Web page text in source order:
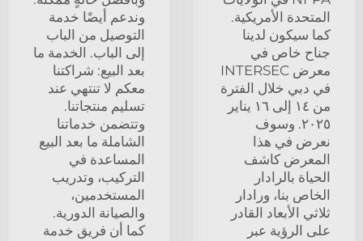
المتحدة الأمريكية.
كما سيكون لدينا
جناح خاص في
معرض INTERSEC
في دبي خلال الفترة
من ١٤ إلى ١٦ يناير
٢٠٢٥. وسوف
نعرض في هذا
المعرض كاشف
الحياة بالرادار
الخاص بنا، ورادار
ثلاثي الأبعاد القادر
على الرؤية عبر
وندعم أيضًا خدمة
التوصيل من الباب
إلى الباب. الخدمة ما
بعد البيع: شراكتنا
معكم لا تنتهي عند
تسليم منتجاتنا.
وتتضمن خدماتنا
الشاملة ما بعد البيع
المساعدة في
التركيب، وتدريب
المستخدمين،
والصيانة الدورية.
كما أن فريق خدمة